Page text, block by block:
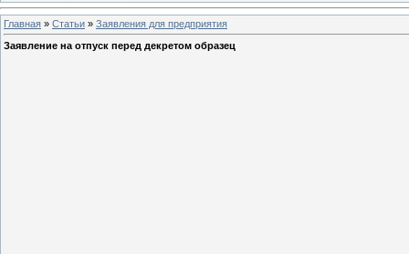
Главная » Статьи » Заявления для предприятия
Заявление на отпуск перед декретом образец